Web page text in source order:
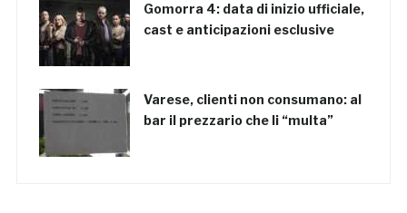
Gomorra 4: data di inizio ufficiale,
cast e anticipazioni esclusive
Varese, clienti non consumano: al
bar il prezzario che li “multa”